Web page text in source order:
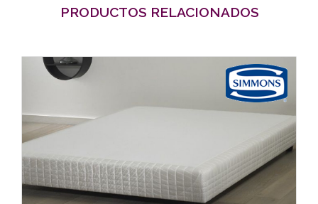
PRODUCTOS RELACIONADOS